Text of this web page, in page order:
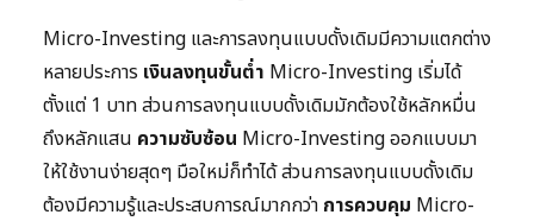
Micro-Investing และการลงทุนแบบดั้งเดิมมีความแตกต่าง
หลายประการ เงินลงทุนขั้นต่ำ Micro-Investing เริ่มได้
ตั้งแต่ 1 บาท ส่วนการลงทุนแบบดั้งเดิมมักต้องใช้หลักหมื่น
ถึงหลักแสน ความซับซ้อน Micro-Investing ออกแบบมา
ให้ใช้งานง่ายสุดๆ มือใหม่ก็ทำได้ ส่วนการลงทุนแบบดั้งเดิม
ต้องมีความรู้และประสบการณ์มากกว่า การควบคุม Micro-